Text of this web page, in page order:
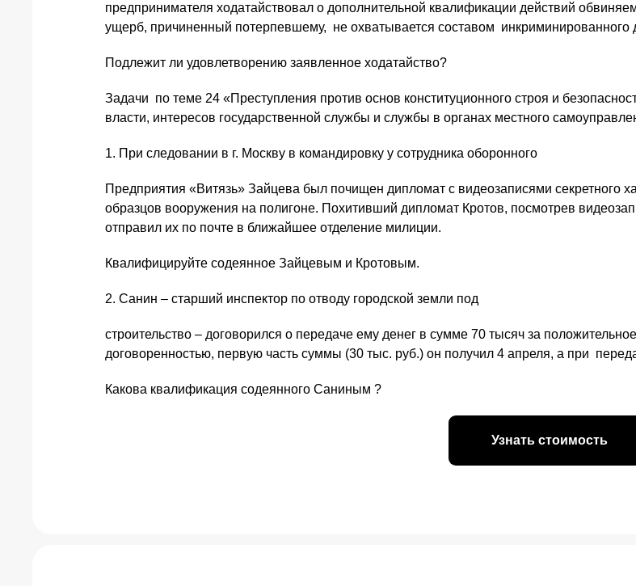
предпринимателя ходатайствовал о дополнительной квалификации действий
ущерб, причиненный потерпевшему, не охватывается составом инкриминированного
Подлежит ли удовлетворению заявленное ходатайство?
Задачи по теме 24 «Преступления против основ конституционного строя и
власти, интересов государственной службы и службы в органах местного
1. При следовании в г. Москву в командировку у сотрудника оборонного
Предприятия «Витязь» Зайцева был почищен дипломат с видеозаписями секретного
образцов вооружения на полигоне. Похитивший дипломат Кротов, посмотрев
отправил их по почте в ближайшее отделение милиции.
Квалифицируйте содеянное Зайцевым и Кротовым.
2. Санин – старший инспектор по отводу городской земли под
строительство – договорился о передаче ему денег в сумме 70 тысяч за
договоренностью, первую часть суммы (30 тыс. руб.) он получил 4 апреля, а при
Какова квалификация содеянного Саниным ?
Узнать стоимость